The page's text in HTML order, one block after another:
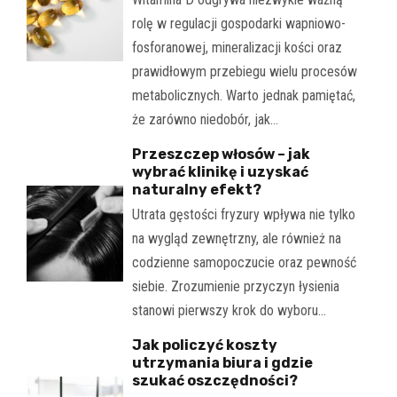
rolę w regulacji gospodarki wapniowo-
fosforanowej, mineralizacji kości oraz
prawidłowym przebiegu wielu procesów
metabolicznych. Warto jednak pamiętać,
że zarówno niedobór, jak…
Przeszczep włosów – jak
wybrać klinikę i uzyskać
naturalny efekt?
Utrata gęstości fryzury wpływa nie tylko
na wygląd zewnętrzny, ale również na
codzienne samopoczucie oraz pewność
siebie. Zrozumienie przyczyn łysienia
stanowi pierwszy krok do wyboru…
Jak policzyć koszty
utrzymania biura i gdzie
szukać oszczędności?